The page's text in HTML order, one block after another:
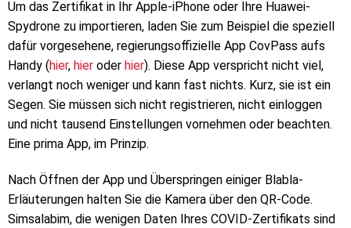
Um das Zertifikat in Ihr Apple-iPhone oder Ihre Huawei-
Spydrone zu importieren, laden Sie zum Beispiel die speziell
dafür vorgesehene, regierungsoffizielle App CovPass aufs
Handy (hier, hier oder hier). Diese App verspricht nicht viel,
verlangt noch weniger und kann fast nichts. Kurz, sie ist ein
Segen. Sie müssen sich nicht registrieren, nicht einloggen
und nicht tausend Einstellungen vornehmen oder beachten.
Eine prima App, im Prinzip.
Nach Öffnen der App und Überspringen einiger Blabla-
Erläuterungen halten Sie die Kamera über den QR-Code.
Simsalabim, die wenigen Daten Ihres COVID-Zertifikats sind